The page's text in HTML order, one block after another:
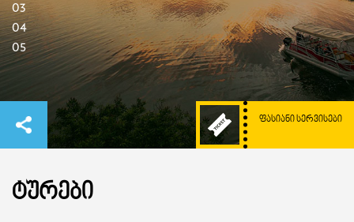
03
04
05
ᲤᲐᲡᲘᲐᲜᲘ ᲡᲔᲠᲕᲘᲡᲔᲑᲘ
ᲢᲣᲠᲔᲑᲘ